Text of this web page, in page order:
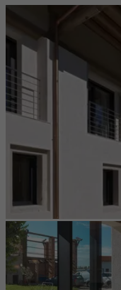
évaluant les
utilisés pour améliorer
´expérience de
´utilisation du site
passé sur le site, les
Marketing / Cookies de
Les cookies
publicités
individuels. Pour ce
Cela implique
responsables de la